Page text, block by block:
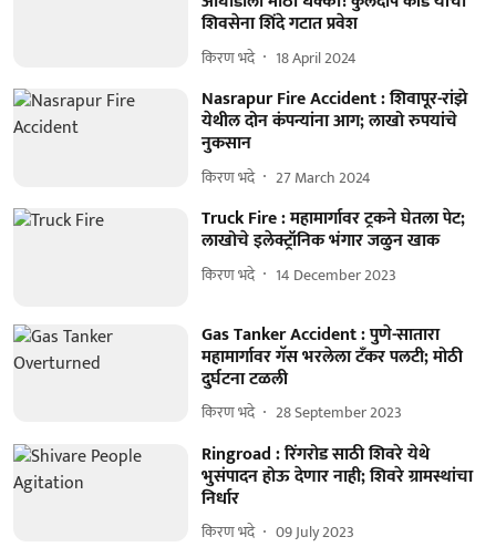
शिवसेना शिंदे गटात प्रवेश
किरण भदे 18 April 2024
Nasrapur Fire Accident : शिवापूर-रांझे
येथील दोन कंपन्यांना आग; लाखो रुपयांचे
नुकसान
किरण भदे 27 March 2024
Truck Fire : महामार्गावर ट्रकने घेतला पेट;
लाखोचे इलेक्ट्रॉनिक भंगार जळुन खाक
किरण भदे 14 December 2023
Gas Tanker Accident : पुणे-सातारा
महामार्गावर गॅस भरलेला टँकर पलटी; मोठी
दुर्घटना टळली
किरण भदे 28 September 2023
Ringroad : रिंगरोड साठी शिवरे येथे
भुसंपादन होऊ देणार नाही; शिवरे ग्रामस्थांचा
निर्धार
किरण भदे 09 July 2023